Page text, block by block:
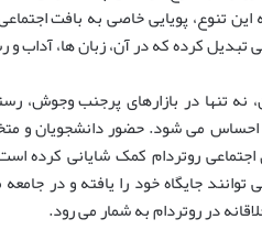
تنوع، پویایی خاصی به بافت
تبدیل کرده که در آن، زبان ها،
نه تنها در بازارهای پرجنب وجوش،
می شود. حضور دانشجویان و
روتردام کمک شایانی کرده
جایگاه خود را یافته و در
در روتردام به شمار می رود.